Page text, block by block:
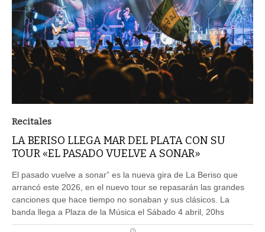
Recitales
LA BERISO LLEGA MAR DEL PLATA CON SU
TOUR «EL PASADO VUELVE A SONAR»
El pasado vuelve a sonar” es la nueva gira de La Beriso que
arrancó este 2026, en el nuevo tour se repasarán las grandes
canciones que hace tiempo no sonaban y sus clásicos. La
banda llega a Plaza de la Música el Sábado 4 abril, 20hs